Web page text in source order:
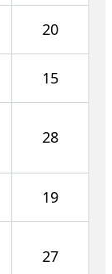
20
15
28
19
27